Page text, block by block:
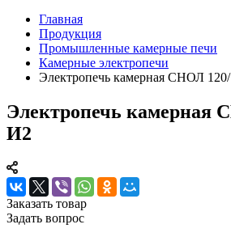
Главная
Продукция
Промышленные камерные печи
Камерные электропечи
Электропечь камерная СНОЛ
Электропечь камерная
И2
Заказать товар
Задать вопрос